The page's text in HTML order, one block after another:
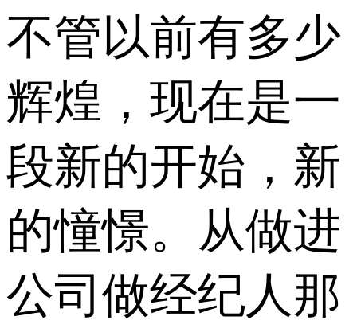
不管以前有多少
辉煌，现在是一
段新的开始，新
的憧憬。从做进
公司做经纪人那